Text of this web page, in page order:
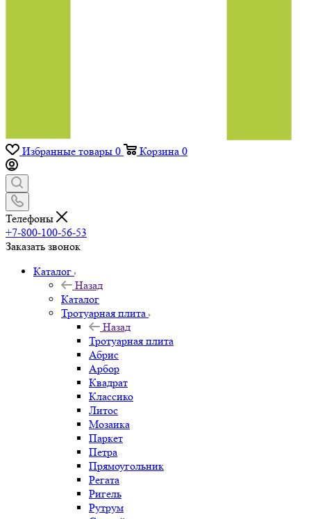
Избранные товары 0 Корзина 0
Телефоны
+7-800-100-56-53
Заказать звонок
Каталог
Назад
Каталог
Тротуарная плита
Назад
Тротуарная плита
Абрис
Арбор
Квадрат
Классико
Литос
Мозаика
Паркет
Петра
Прямоугольник
Регата
Ригель
Рутрум